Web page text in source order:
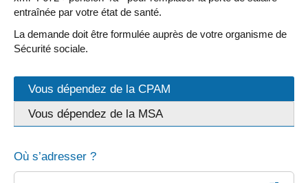
entraînée par votre état de santé.
La demande doit être formulée auprès de votre organisme de
Sécurité sociale.
Vous dépendez de la CPAM
Vous dépendez de la MSA
Où s’adresser ?